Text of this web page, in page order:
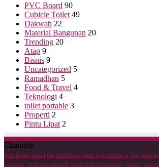
PVC Board 90
Cubicle Toilet 49
Dakwah 22
Material Bangunan 20
Trending 20
Atap 9
Bisnis 9
Uncategorized 5
Ramadhan 5
Food & Travel 4
Teknologi 4
toilet portable 3
Properti 2
Pintu Lipat 2
Channels
distributor pintu lipat distributor pintu lipat surabaya jual pintu
kenjeran pintu lipat mewah pintu lipat paling waw plavon